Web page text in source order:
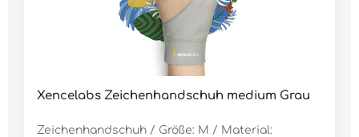
Xencelabs Zeichenhandschuh medium Grau
Zeichenhandschuh / Größe: M / Material: